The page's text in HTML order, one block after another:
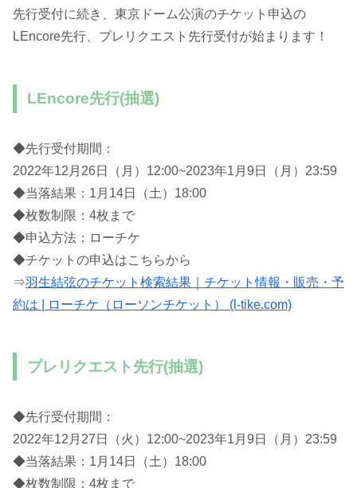
先行受付に続き、東京ドーム公演のチケット申込の
LEncore先行、プレリクエスト先行受付が始まります！
LEncore先行(抽選)
◆先行受付期間：
2022年12月26日（月）12:00~2023年1月9日（月）23:59
◆当落結果：1月14日（土）18:00
◆枚数制限：4枚まで
◆申込方法：ローチケ
◆チケットの申込はこちらから
⇒羽生結弦のチケット検索結果｜チケット情報・販売・予
約は | ローチケ（ローソンチケット） (l-tike.com)
プレリクエスト先行(抽選)
◆先行受付期間：
2022年12月27日（火）12:00~2023年1月9日（月）23:59
◆当落結果：1月14日（土）18:00
◆枚数制限：4枚まで